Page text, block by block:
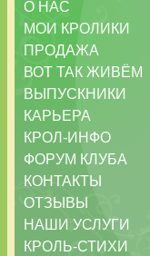
О НАС
МОИ КРОЛИКИ
ПРОДАЖА
ВОТ ТАК ЖИВЁМ
ВЫПУСКНИКИ
КАРЬЕРА
КРОЛ-ИНФО
ФОРУМ КЛУБА
КОНТАКТЫ
ОТЗЫВЫ
НАШИ УСЛУГИ
КРОЛЬ-СТИХИ